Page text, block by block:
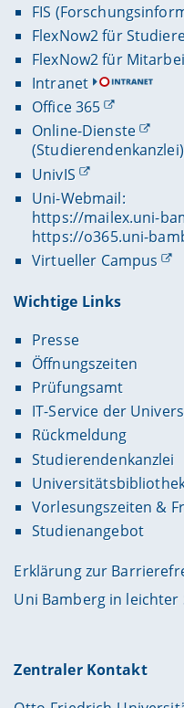
FIS
FlexNow2 für
FlexNow2 für
Intranet
Office 365
Online-Dienste
(Studierendenkanzlei)
UnivIS
Uni-Webmail:
https://mailex.uni-
https://o365.uni-
Virtueller Campus
Wichtige Links
Presse
Öffnungszeiten
Prüfungsamt
IT-Service der
Rückmeldung
Studierendenkanzlei
Vorlesungszeiten &
Studienangebot
Erklärung zur
Uni Bamberg in leichter
Zentraler Kontakt